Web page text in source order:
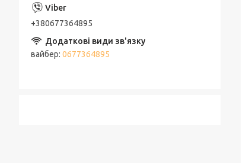
+380677364895
вайбер 0677364895